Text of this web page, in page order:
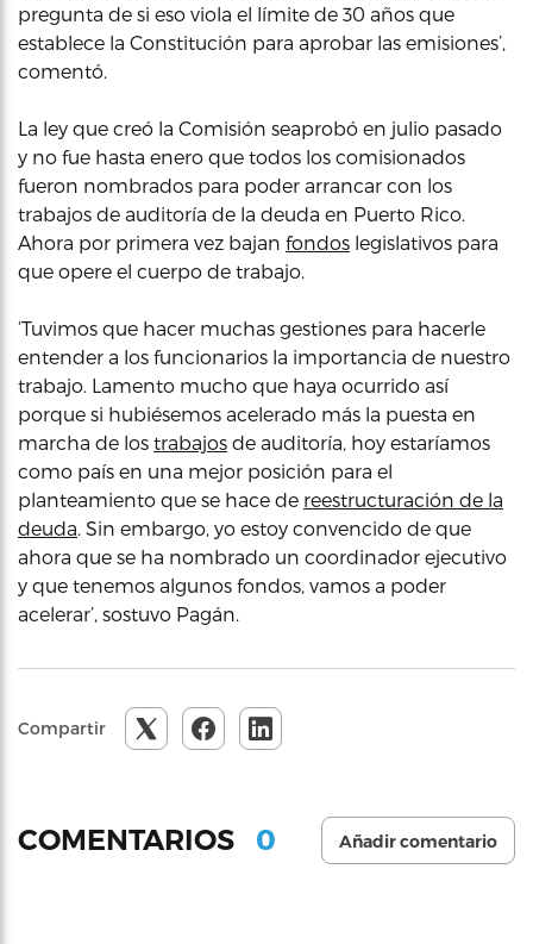
pregunta de si eso viola el límite de 30 años que
establece la Constitución para aprobar las emisiones’,
comentó.
La ley que creó la Comisión seaprobó en julio pasado
y no fue hasta enero que todos los comisionados
fueron nombrados para poder arrancar con los
trabajos de auditoría de la deuda en Puerto Rico.
Ahora por primera vez bajan fondos legislativos para
que opere el cuerpo de trabajo.
‘Tuvimos que hacer muchas gestiones para hacerle
entender a los funcionarios la importancia de nuestro
trabajo. Lamento mucho que haya ocurrido así
porque si hubiésemos acelerado más la puesta en
marcha de los trabajos de auditoría, hoy estaríamos
como país en una mejor posición para el
planteamiento que se hace de reestructuración de la
deuda . Sin embargo, yo estoy convencido de que
ahora que se ha nombrado un coordinador ejecutivo
y que tenemos algunos fondos, vamos a poder
acelerar’, sostuvo Pagán.
Compartir
COMENTARIOS 0 Añadir comentario